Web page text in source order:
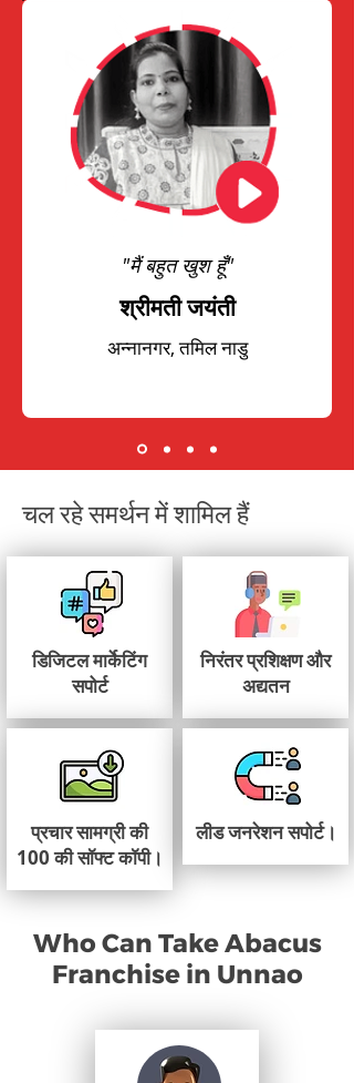
"मैं बहुत खुश हूँ"
श्रीमती जयंती
अन्नानगर, तमिल नाडु
चल रहे समर्थन में शामिल हैं
डिजिटल मार्केटिंग
सपोर्ट
प्रचार सामग्री की
100 की सॉफ्ट कॉपी।
निरंतर प्रशिक्षण और
अद्यतन
लीड जनरेशन सपोर्ट।
Who Can Take Abacus
Franchise in Unnao